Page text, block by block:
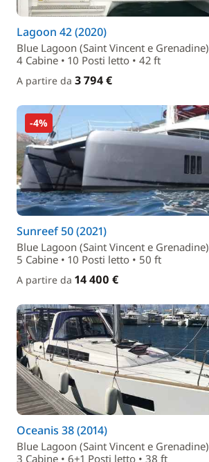
Lagoon 42 (2020)
Blue Lagoon (Saint Vincent e Grenadine)
4 Cabine • 10 Posti letto • 42 ft
A partire da 3 794 €
-4%
Sunreef 50 (2021)
Blue Lagoon (Saint Vincent e Grenadine)
5 Cabine • 10 Posti letto • 50 ft
A partire da 14 400 €
Oceanis 38 (2014)
Blue Lagoon (Saint Vincent e Grenadine)
3 Cabine • 6+1 Posti letto • 38 ft